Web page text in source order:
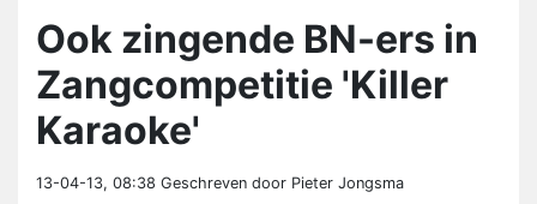
Ook zingende BN-ers in
Zangcompetitie 'Killer
Karaoke'
13-04-13, 08:38 Geschreven door Pieter Jongsma